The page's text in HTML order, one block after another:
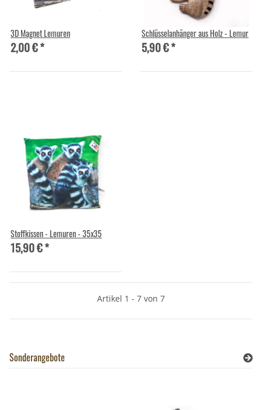
3D Magnet Lemuren
2,00 €*
Schlüsselanhänger aus Holz - Lemur
5,90 €*
Stoffkissen - Lemuren - 35x35
15,90 €*
Artikel 1 - 7 von 7
Sonderangebote